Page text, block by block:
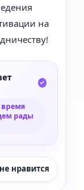
на
рады
нравится